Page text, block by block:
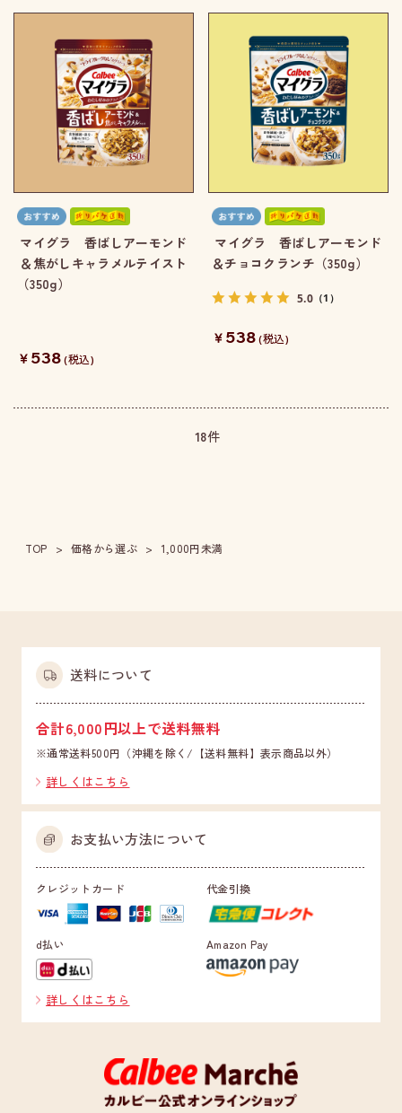
マイグラ 香ばしアーモンド
＆焦がしキャラメルテイスト
（350g）
￥538 (税込)
マイグラ 香ばしアーモンド
＆チョコクランチ（350g）
5.0 （1）
￥538 (税込)
18件
TOP 価格から選ぶ 1,000円未満
送料について
合計6,000円以上で送料無料
※通常送料500円（沖縄を除く/【送料無料】表示商品以外）
詳しくはこちら
お支払い方法について
クレジットカード 代金引換
d払い Amazon Pay
詳しくはこちら